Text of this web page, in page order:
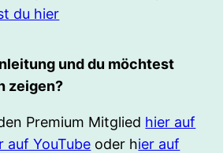
du hier
und du möchtest
zeigen?
Premium Mitglied hier auf
auf YouTube oder hier auf